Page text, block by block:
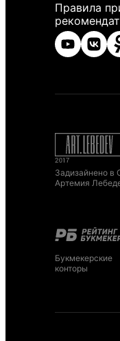
Правила
Задизайнено в
Артемия
Букмекерские
конторы